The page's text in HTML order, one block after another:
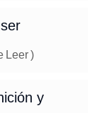
Leer)
y